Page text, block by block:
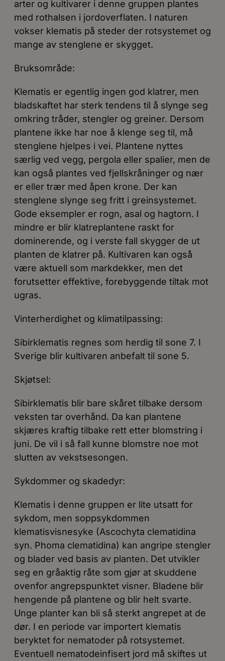
arter og kultivarer i denne gruppen plantes
med rothalsen i jordoverflaten. I naturen
vokser klematis på steder der rotsystemet og
mange av stenglene er skygget.
Bruksområde:
Klematis er egentlig ingen god klatrer, men
bladskaftet har sterk tendens til å slynge seg
omkring tråder, stengler og greiner. Dersom
plantene ikke har noe å klenge seg til, må
stenglene hjelpes i vei. Plantene nyttes
særlig ved vegg, pergola eller spalier, men de
kan også plantes ved fjellskråninger og nær
er eller trær med åpen krone. Der kan
stenglene slynge seg fritt i greinsystemet.
Gode eksempler er rogn, asal og hagtorn. I
mindre er blir klatreplantene raskt for
dominerende, og i verste fall skygger de ut
planten de klatrer på. Kultivaren kan også
være aktuell som markdekker, men det
forutsetter effektive, forebyggende tiltak mot
ugras.
Vinterherdighet og klimatilpassing:
Sibirklematis regnes som herdig til sone 7. I
Sverige blir kultivaren anbefalt til sone 5.
Skjøtsel:
Sibirklematis blir bare skåret tilbake dersom
veksten tar overhånd. Da kan plantene
skjæres kraftig tilbake rett etter blomstring i
juni. De vil i så fall kunne blomstre noe mot
slutten av vekstsesongen.
Sykdommer og skadedyr:
Klematis i denne gruppen er lite utsatt for
sykdom, men soppsykdommen
klematisvisnesyke (Ascochyta clematidina
syn. Phoma clematidina) kan angripe stengler
og blader ved basis av planten. Det utvikler
seg en gråaktig råte som gjør at skuddene
ovenfor angrepspunktet visner. Bladene blir
hengende på plantene og blir helt svarte.
Unge planter kan bli så sterkt angrepet at de
dør. I en periode var importert klematis
beryktet for nematoder på rotsystemet.
Eventuell nematodeinfisert jord må skiftes ut